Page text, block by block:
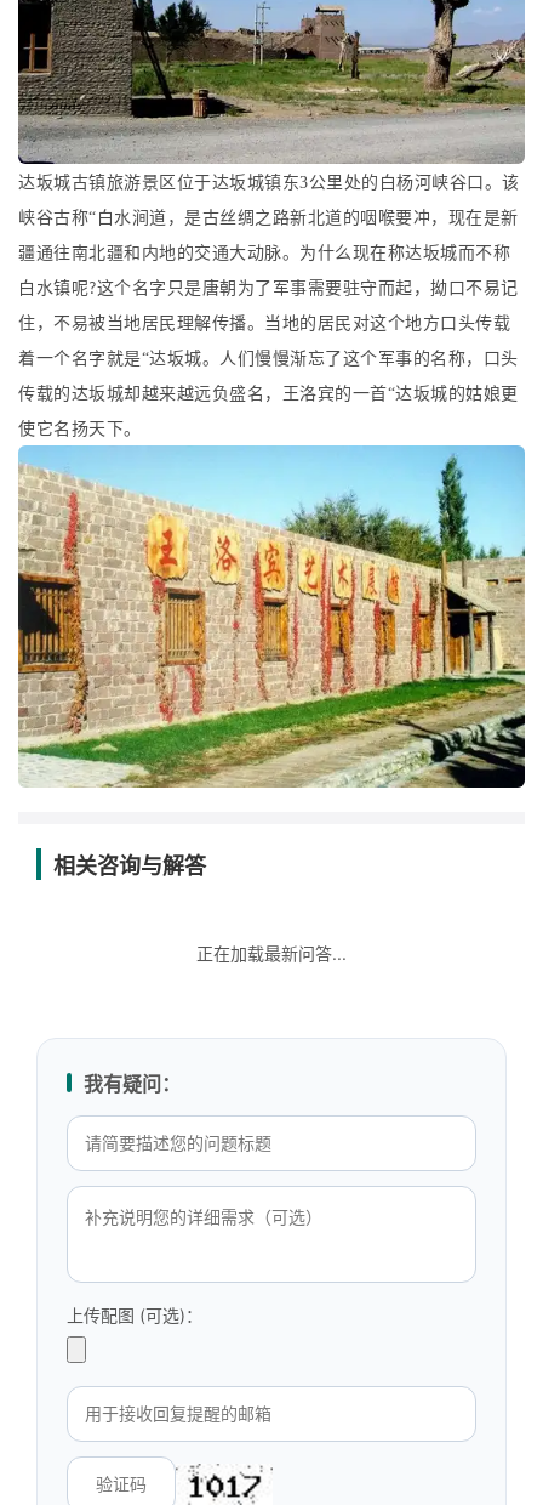
达坂城古镇旅游景区位于达坂城镇东3公里处的白杨河峡谷口。该
峡谷古称“白水涧道，是古丝绸之路新北道的咽喉要冲，现在是新
疆通往南北疆和内地的交通大动脉。为什么现在称达坂城而不称
白水镇呢?这个名字只是唐朝为了军事需要驻守而起，拗口不易记
住，不易被当地居民理解传播。当地的居民对这个地方口头传载
着一个名字就是“达坂城。人们慢慢渐忘了这个军事的名称，口头
传载的达坂城却越来越远负盛名，王洛宾的一首“达坂城的姑娘更
使它名扬天下。
相关咨询与解答
正在加载最新问答...
我有疑问：
上传配图 (可选)：